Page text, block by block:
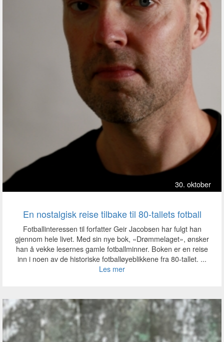
30. oktober
En nostalgisk reise tilbake til 80-tallets fotball
Fotballinteressen til forfatter Geir Jacobsen har fulgt han
gjennom hele livet. Med sin nye bok, «Drømmelaget», ønsker
han å vekke lesernes gamle fotballminner. Boken er en reise
inn i noen av de historiske fotballøyeblikkene fra 80-tallet. ...
Les mer